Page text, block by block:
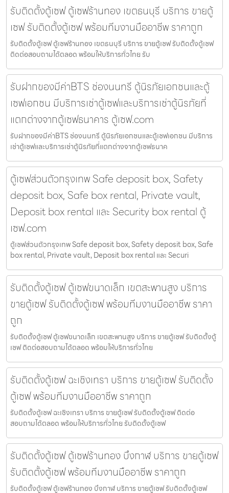
รับติดตั้งตู้เซฟ ตู้เซฟร้านทอง เขตธนบุรี บริการ ขายตู้
เซฟ รับติดตั้งตู้เซฟ พร้อมทีมงานมืออาชีพ ราคาถูก
รับติดตั้งตู้เซฟ ตู้เซฟร้านทอง เขตธนบุรี บริการ ขายตู้เซฟ รับติดตั้งตู้เซฟ
ติดต่อสอบถามได้ตลอด พร้อมให้บริการทั่วไทย รับ
รับฝากของมีค่าBTS ช่องนนทรี ตู้นิรภัยเอกชนและตู้
เซฟเอกชน มีบริการเช่าตู้เซฟและบริการเช่าตู้นิรภัยที่
แตกต่างจากตู้เซฟธนาคาร ตู้เซฟ.com
รับฝากของมีค่าBTS ช่องนนทรี ตู้นิรภัยเอกชนและตู้เซฟเอกชน มีบริการ
เช่าตู้เซฟและบริการเช่าตู้นิรภัยที่แตกต่างจากตู้เซฟธนาค
ตู้เซฟส่วนตัวกรุงเทพ Safe deposit box, Safety
deposit box, Safe box rental, Private vault,
Deposit box rental และ Security box rental ตู้
เซฟ.com
ตู้เซฟส่วนตัวกรุงเทพ Safe deposit box, Safety deposit box, Safe
box rental, Private vault, Deposit box rental และ Securi
รับติดตั้งตู้เซฟ ตู้เซฟขนาดเล็ก เขตสะพานสูง บริการ
ขายตู้เซฟ รับติดตั้งตู้เซฟ พร้อมทีมงานมืออาชีพ ราคา
ถูก
รับติดตั้งตู้เซฟ ตู้เซฟขนาดเล็ก เขตสะพานสูง บริการ ขายตู้เซฟ รับติดตั้งตู้
เซฟ ติดต่อสอบถามได้ตลอด พร้อมให้บริการทั่วไทย
รับติดตั้งตู้เซฟ ฉะเชิงเทรา บริการ ขายตู้เซฟ รับติดตั้ง
ตู้เซฟ พร้อมทีมงานมืออาชีพ ราคาถูก
รับติดตั้งตู้เซฟ ฉะเชิงเทรา บริการ ขายตู้เซฟ รับติดตั้งตู้เซฟ ติดต่อ
สอบถามได้ตลอด พร้อมให้บริการทั่วไทย รับติดตั้งตู้เซฟ
รับติดตั้งตู้เซฟ ตู้เซฟร้านทอง บึงกาฬ บริการ ขายตู้เซฟ
รับติดตั้งตู้เซฟ พร้อมทีมงานมืออาชีพ ราคาถูก
รับติดตั้งตู้เซฟ ตู้เซฟร้านทอง บึงกาฬ บริการ ขายตู้เซฟ รับติดตั้งตู้เซฟ